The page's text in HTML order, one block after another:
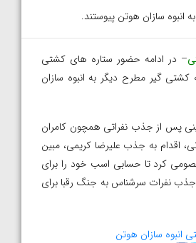
انبوه سازان هوتن پیوستند.
– در ادامه حضور ستاره های کشتی
کشتی گیر مطرح دیگر به انبوه سازان
پس از جذب نفراتی همچون کامران
اقدام به جذب علیرضا کریمی، مبین
کرد تا حسابی اسب خود را برای
جذب نفرات سرشناس به جنگ رقبا برای
انبوه سازان هوتن